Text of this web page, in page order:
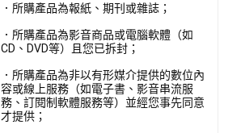
．所購產品為報紙、期刊或雜誌；
．所購產品為影音商品或電腦軟體（如
CD、DVD等）且您已拆封；
．所購產品為非以有形媒介提供的數位內
容或線上服務（如電子書、影音串流服
務、訂閱制軟體服務等）並經您事先同意
才提供；